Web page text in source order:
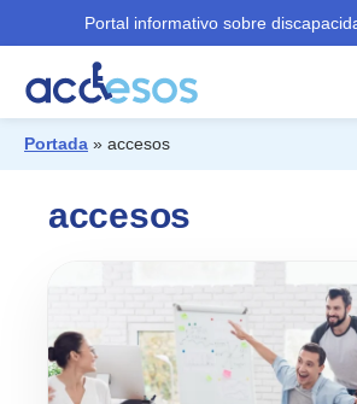
Portal informativo sobre
Portada » accesos
accesos